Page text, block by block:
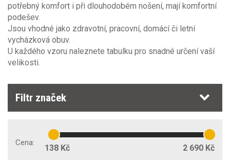
Velikost obuvi zdvojené velikosti
47-48
jaro/podzim
léto (84)
Typ obuvi
pantofle
Antibakteriální podšívka
Nekovové části
Základní normy
Obuv pouze pro minimální rizika(23)
Pracovní obuv EN ISO 20 347:2012
potřebný komfort i při dlouhodobém nošení, mají komfortní
podešev.
Jsou vhodné jako zdravotní, pracovní, domácí či letní
vycházková obuv.
U každého vzoru naleznete tabulku pro snadné určení vaší
velikosti.
Filtr značek
Cena:
138 Kč 2 690 Kč